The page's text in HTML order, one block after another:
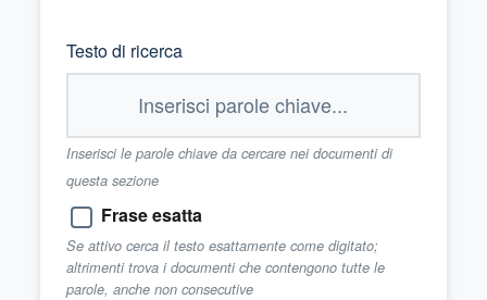
Testo di ricerca
Inserisci le parole chiave da cercare nei documenti di
questa sezione
Frase esatta
Se attivo cerca il testo esattamente come digitato;
altrimenti trova i documenti che contengono tutte le
parole, anche non consecutive